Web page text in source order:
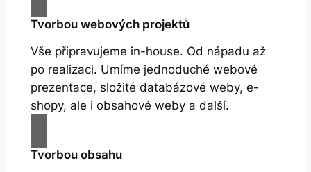
Tvorbou webových projektů
Vše připravujeme in-house. Od nápadu až
po realizaci. Umíme jednoduché webové
prezentace, složité databázové weby, e-
shopy, ale i obsahové weby a další.
Tvorbou obsahu